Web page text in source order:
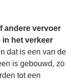
andere vervoer
in het verkeer
dat is een van de
is gebouwd, zo
tot een